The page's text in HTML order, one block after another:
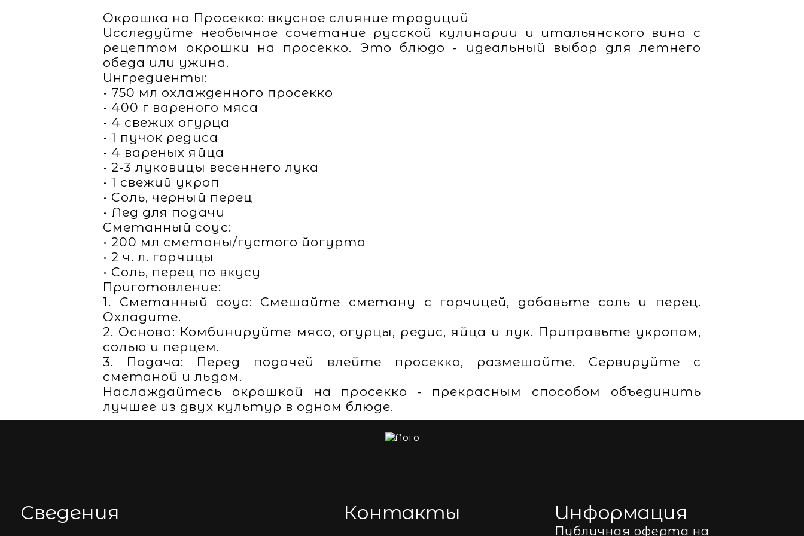
Окрошка на Просекко: вкусное слияние традиций
Исследуйте необычное сочетание русской кулинарии и итальянского вина с
рецептом окрошки на просекко. Это блюдо - идеальный выбор для летнего
обеда или ужина.
Ингредиенты:
• 750 мл охлажденного просекко
• 400 г вареного мяса
• 4 свежих огурца
• 1 пучок редиса
• 4 вареных яйца
• 2-3 луковицы весеннего лука
• 1 свежий укроп
• Соль, черный перец
• Лед для подачи
Сметанный соус:
• 200 мл сметаны/густого йогурта
• 2 ч. л. горчицы
• Соль, перец по вкусу
Приготовление:
1. Сметанный соус: Смешайте сметану с горчицей, добавьте соль и перец.
Охладите.
2. Основа: Комбинируйте мясо, огурцы, редис, яйца и лук. Приправьте укропом,
солью и перцем.
3. Подача: Перед подачей влейте просекко, размешайте. Сервируйте с
сметаной и льдом.
Наслаждайтесь окрошкой на просекко - прекрасным способом объединить
лучшее из двух культур в одном блюде.
Сведения Контакты Информация
Публичная оферта на